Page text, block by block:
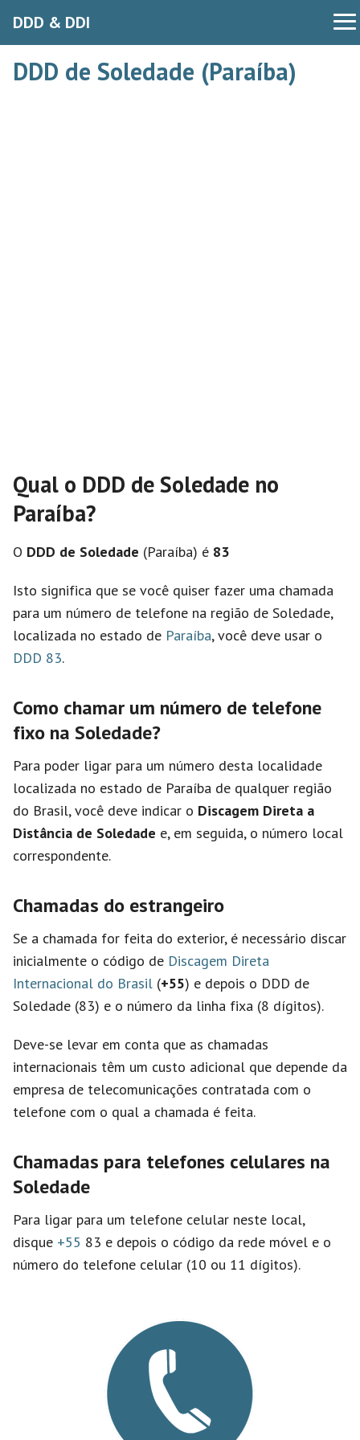
DDD & DDI
DDD de Soledade (Paraíba)
Qual o DDD de Soledade no
Paraíba?
O DDD de Soledade (Paraíba) é 83
Isto significa que se você quiser fazer uma chamada
para um número de telefone na região de Soledade,
localizada no estado de Paraíba, você deve usar o
DDD 83.
Como chamar um número de telefone
fixo na Soledade?
Para poder ligar para um número desta localidade
localizada no estado de Paraíba de qualquer região
do Brasil, você deve indicar o Discagem Direta a
Distância de Soledade e, em seguida, o número local
correspondente.
Chamadas do estrangeiro
Se a chamada for feita do exterior, é necessário discar
inicialmente o código de Discagem Direta
Internacional do Brasil (+55) e depois o DDD de
Soledade (83) e o número da linha fixa (8 dígitos).
Deve-se levar em conta que as chamadas
internacionais têm um custo adicional que depende da
empresa de telecomunicações contratada com o
telefone com o qual a chamada é feita.
Chamadas para telefones celulares na
Soledade
Para ligar para um telefone celular neste local,
disque +55 83 e depois o código da rede móvel e o
número do telefone celular (10 ou 11 dígitos).